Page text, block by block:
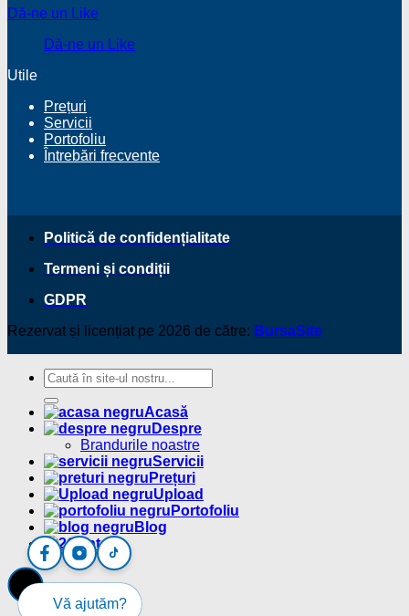
Dă-ne un Like
Dă-ne un Like
Utile
Prețuri
Servicii
Portofoliu
Întrebări frecvente
Politică de confidențialitate
Termeni și condiții
GDPR
Rezervat și licențiat pe 2026 de către: BursaSite
Acasă
Despre
Brandurile noastre
Servicii
Prețuri
Upload
Portofoliu
Blog
Contact
Vă ajutăm?